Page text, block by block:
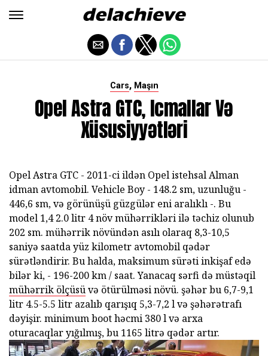
Cars, Maşın
Opel Astra GTC, Icmallar Və
Xüsusiyyətləri
Opel Astra GTC - 2011-ci ildən Opel istehsal Alman
idman avtomobil. Vehicle Boy - 148.2 sm, uzunluğu -
446,6 sm, və görünüşü güzgülər eni aralıklı -. Bu
model 1,4 2.0 litr 4 növ mühərrikləri ilə təchiz olunub
202 sm. mühərrik növündən asılı olaraq 8,3-10,5
saniyə saatda yüz kilometr avtomobil qədər
sürətləndirir. Bu halda, maksimum sürəti inkişaf edə
bilər ki, - 196-200 km / saat. Yanacaq sərfi də müstəqil
mühərrik ölçüsüvə ötürülməsi növü. şəhər bu 6,7-9,1
litr 4.5-5.5 litr azalıb qarışıq 5,3-7,2 l və şəhərətrafı
dəyişir. minimum boot həcmi 380 l və arxa
oturacaqlar yığılmış, bu 1165 litrə qədər artır.